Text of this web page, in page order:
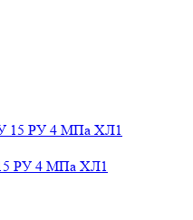
РУ 4 МПа ХЛ1